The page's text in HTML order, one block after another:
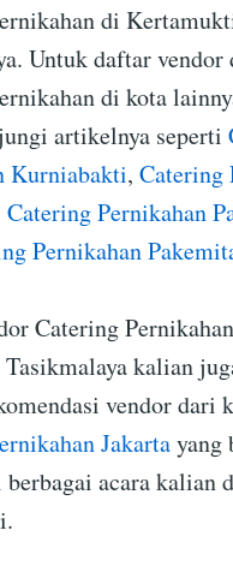
di
Untuk daftar vendor
di kota
artikelnya seperti
Kurniabakti, Catering
Catering Pernikahan
Pernikahan
Catering
kalian
vendor dari
Jakartayang
berbagai acara kalian